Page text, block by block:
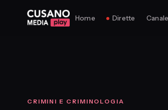
Home Dirette
CRIMINI E CRIMINOLOGIA